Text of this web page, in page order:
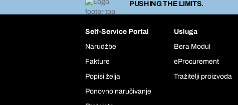
PUSHING THE LIMITS.
Self-Service Portal
Narudžbe
Fakture
Popisi želja
Ponovno naručivanje
Usluga
Bera Modul
eProcurement
Tražitelji proizvoda